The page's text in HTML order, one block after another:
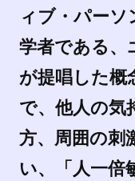
ィブ・パー
学者である、
が提唱した概
で、他人の気
方、周囲の刺
い、「人一倍